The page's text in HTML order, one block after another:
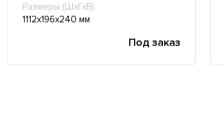
Размеры (ШхГхВ):
1112х196х240 мм
Под заказ